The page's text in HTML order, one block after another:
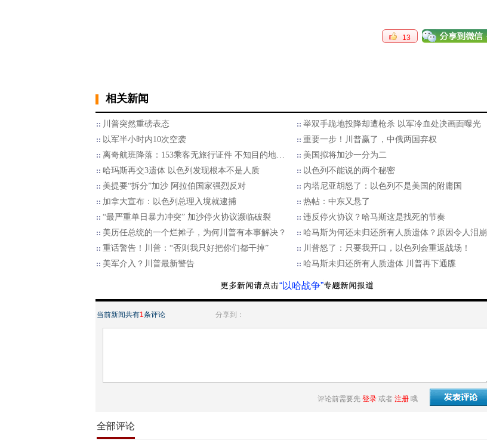
13
相关新闻
川普突然重磅表态
举双手跪地投降却遭枪杀 以军冷血处决画面曝光
以军半小时内10次空袭
重要一步！川普赢了，中俄两国弃权
离奇航班降落：153乘客无旅行证件 不知目的地…
美国拟将加沙一分为二
哈玛斯再交3遗体 以色列发现根本不是人质
以色列不能说的两个秘密
美提要“拆分”加沙 阿拉伯国家强烈反对
内塔尼亚胡怒了：以色列不是美国的附庸国
加拿大宣布：以色列总理入境就逮捕
热帖：中东又悬了
“最严重单日暴力冲突” 加沙停火协议濒临破裂
违反停火协议？哈马斯这是找死的节奏
美历任总统的一个烂摊子，为何川普有本事解决？
哈马斯为何还未归还所有人质遗体？原因令人泪崩
重话警告！川普：“否则我只好把你们都干掉”
川普怒了：只要我开口，以色列会重返战场！
美军介入？川普最新警告
哈马斯未归还所有人质遗体 川普再下通牒
“以哈战争”
当前新闻共有1条评论 分享到：
评论前需要先 登录 或者 注册 哦
全部评论